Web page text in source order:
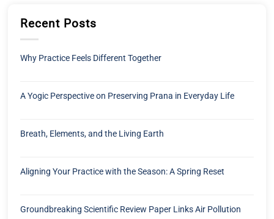
Recent Posts
Why Practice Feels Different Together
A Yogic Perspective on Preserving Prana in Everyday Life
Breath, Elements, and the Living Earth
Aligning Your Practice with the Season: A Spring Reset
Groundbreaking Scientific Review Paper Links Air Pollution